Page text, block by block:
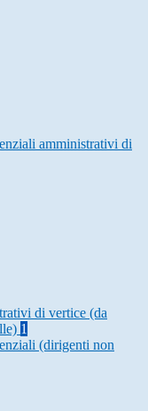
amministrativi di
di vertice (da
1
(dirigenti non